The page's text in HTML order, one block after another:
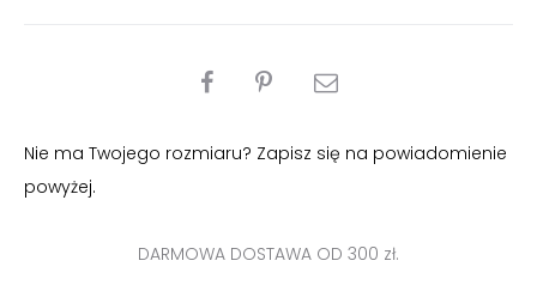
PODZIEL
Nie ma Twojego rozmiaru? Zapisz się na powiadomienie
powyżej.
DARMOWA DOSTAWA OD 300 zł.